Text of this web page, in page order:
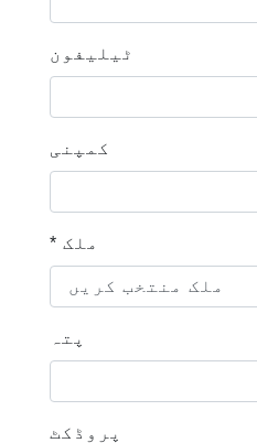
ٹیلیفون
کمپنی
* ملک
پتہ
پروڈکٹ